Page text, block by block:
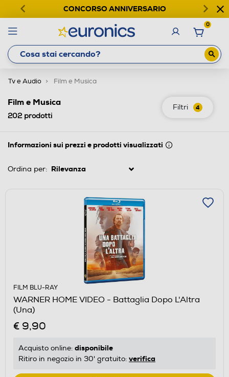
CONCORSO ANNIVERSARIO
0
Tv e Audio Film e Musica
Filtri 4
Film e Musica
202prodotti
Informazioni sui prezzi e prodotti visualizzati
Ordina per:
FILM BLU-RAY
WARNER HOME VIDEO - Battaglia Dopo L'Altra
(Una)
€ 9,90
Acquisto online: disponibile
Ritiro in negozio in 30' gratuito: verifica